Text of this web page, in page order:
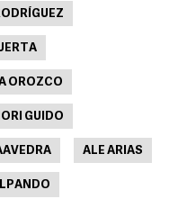
OROZCO
GUIDO
ALE ARIAS